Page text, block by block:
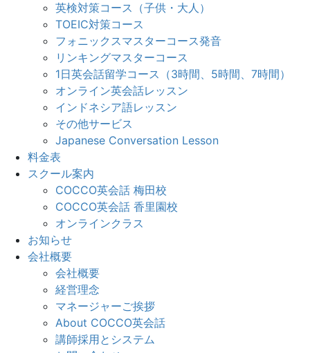
英検対策コース（子供・大人）
TOEIC対策コース
フォニックスマスターコース発音
リンキングマスターコース
1日英会話留学コース（3時間、5時間、7時間）
オンライン英会話レッスン
インドネシア語レッスン
その他サービス
Japanese Conversation Lesson
料金表
スクール案内
COCCO英会話 梅田校
COCCO英会話 香里園校
オンラインクラス
お知らせ
会社概要
会社概要
経営理念
マネージャーご挨拶
About COCCO英会話
講師採用とシステム